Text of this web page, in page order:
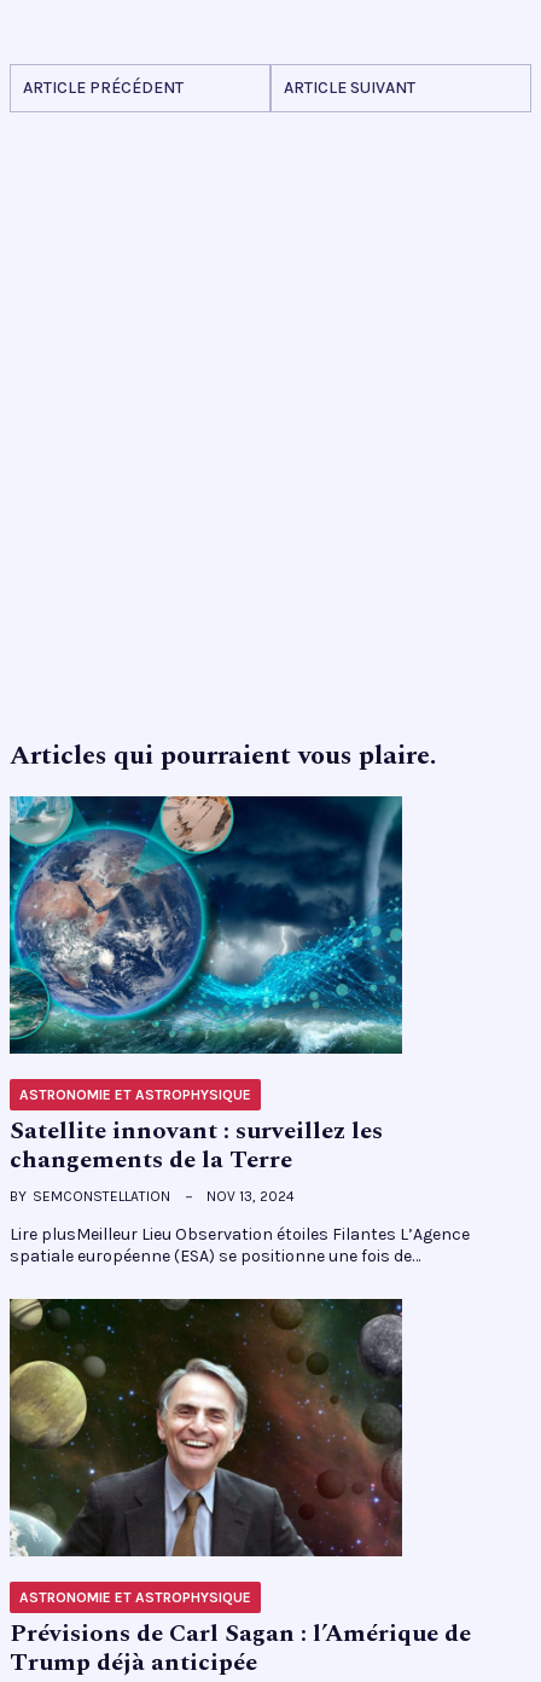
ARTICLE PRÉCÉDENT ARTICLE SUIVANT
Articles qui pourraient vous plaire.
ASTRONOMIE ET ASTROPHYSIQUE
Satellite innovant : surveillez les
changements de la Terre
BY SEMCONSTELLATION NOV 13, 2024
Lire plusMeilleur Lieu Observation étoiles Filantes L’Agence
spatiale européenne (ESA) se positionne une fois de…
ASTRONOMIE ET ASTROPHYSIQUE
Prévisions de Carl Sagan : l’Amérique de
Trump déjà anticipée